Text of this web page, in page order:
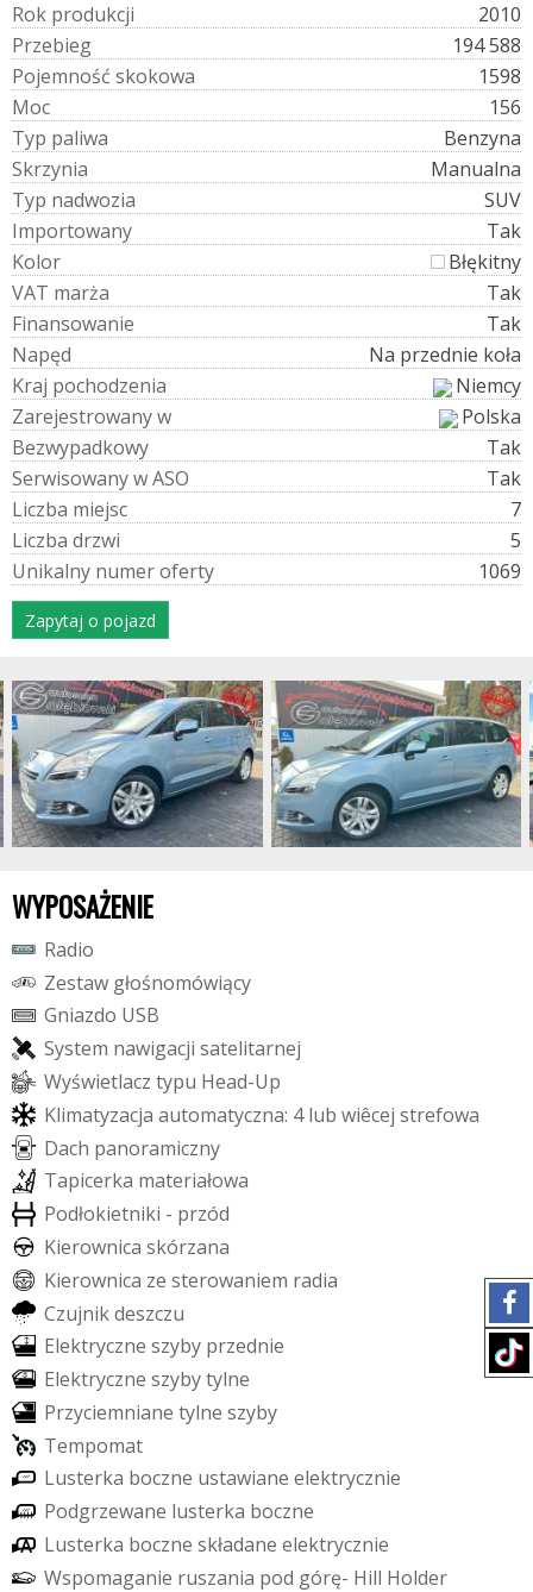
Rok produkcji
2010
Przebieg
194 588
Pojemność skokowa
1598
Moc
156
Typ paliwa
Benzyna
Skrzynia
Manualna
Typ nadwozia
SUV
Importowany
Tak
Kolor
Błękitny
VAT marża
Tak
Finansowanie
Tak
Napęd
Na przednie koła
Kraj pochodzenia
Niemcy
Zarejestrowanyw
Polska
Bezwypadkowy
Tak
SerwisowanywASO
Tak
Liczba miejsc
7
Liczba drzwi
5
Unikalny numeroferty 1069
Zapytaj o pojazd
WYPOSAŻENIE
Radio
Zestaw głośnomówiący
Gniazdo USB
System nawigacji satelitarnej
Wyświetlacz typu Head-Up
Klimatyzacja automatyczna: 4 lub wiêcej strefowa
Dach panoramiczny
Tapicerka materiałowa
Podłokietniki - przód
Kierownica skórzana
Kierownica ze sterowaniem radia
Czujnikdeszczu
Elektryczne szyby przednie
Elektryczne szybytylne
Przyciemniane tylne szyby
Tempomat
Lusterka boczne ustawiane elektrycznie
Podgrzewane lusterka boczne
Lusterka boczne składane elektrycznie
Wspomaganie ruszania pod górę- Hill Holder